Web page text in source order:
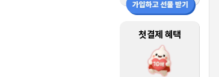
첫결제 혜택